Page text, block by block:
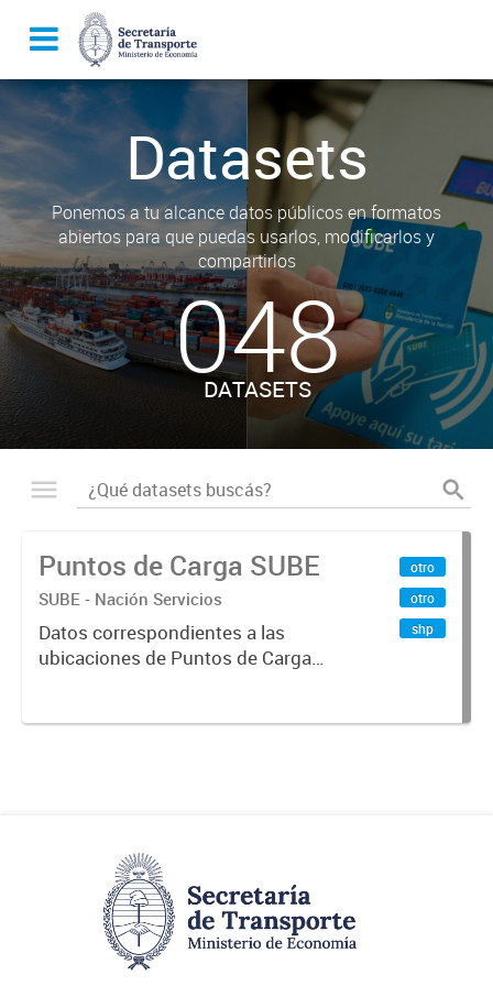
Datasets
Ponemos a tu alcance datos públicos en formatos
abiertos para que puedas usarlos, modificarlos y
compartirlos
048
DATASETS
Puntos de Carga SUBE
SUBE - Nación Servicios
Datos correspondientes a las
ubicaciones de Puntos de Carga
otro
otro
shp